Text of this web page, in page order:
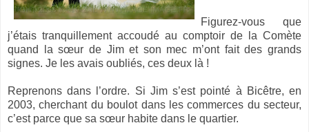
Figurez-vous que
j’étais tranquillement accoudé au comptoir de la Comète
quand la sœur de Jim et son mec m’ont fait des grands
signes. Je les avais oubliés, ces deux là !
Reprenons dans l’ordre. Si Jim s’est pointé à Bicêtre, en
2003, cherchant du boulot dans les commerces du secteur,
c’est parce que sa sœur habite dans le quartier.